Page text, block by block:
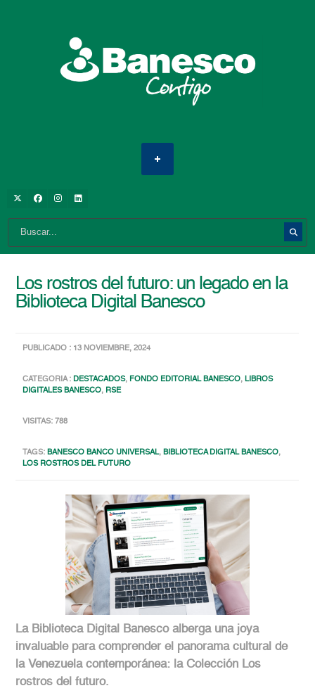
Los rostros del futuro: un legado en la
Biblioteca Digital Banesco
PUBLICADO : 13 NOVIEMBRE, 2024
CATEGORIA :DESTACADOS, FONDO EDITORIAL BANESCO,LIBROS
DIGITALES BANESCO, RSE
VISITAS: 788
TAGS:BANESCO BANCO UNIVERSAL,BIBLIOTECA DIGITAL BANESCO,
LOS ROSTROS DEL FUTURO
La Biblioteca Digital Banesco alberga una joya
invaluable para comprender el panorama cultural de
la Venezuela contemporánea: la Colección Los
rostros del futuro.